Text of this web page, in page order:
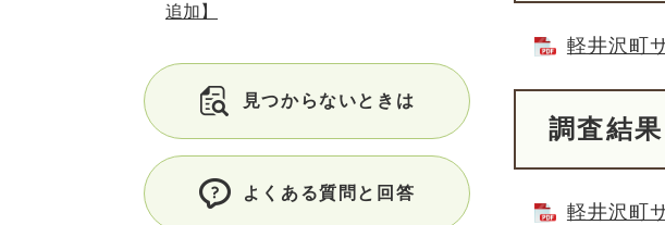
軽井沢町
調査結果
軽井沢町
追加】
見つからないときは
よくある質問と回答